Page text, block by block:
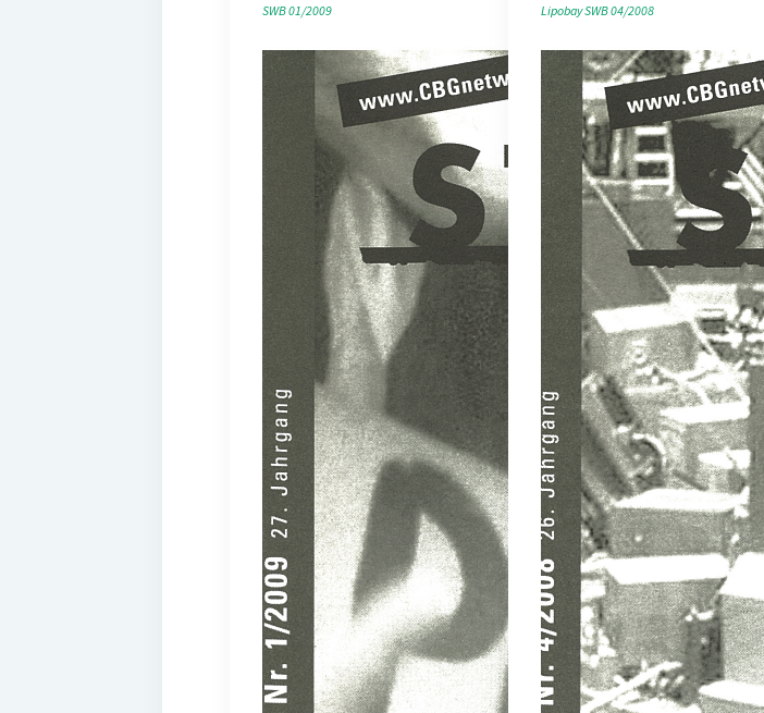
SWB 01/2009
LipobaySWB 04/2008